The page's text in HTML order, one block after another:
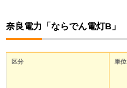
奈良電力「ならでん電灯B」
区分 単位